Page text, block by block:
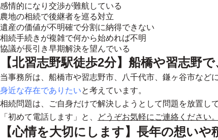
感情的になり交渉が難航している
農地の相続で後継者を巡る対立
遺産の価値が不明確で分割に納得できない
相続手続きが複雑で何から始めれば不明
協議が長引き早期解決を望んでいる
【北習志野駅徒歩2分】船橋や習志野
当事務所は、船橋市や習志野市、八千代市、鎌ヶ谷市など
身近な存在でありたいと考えています。
相続問題は、ご自身だけで解決しようとして問題を放置し
「初めて電話します」と、
どうぞお気軽にご連絡ください。
【心情を大切にします】長年の想い